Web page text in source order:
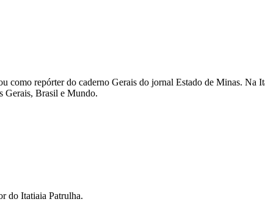
como repórter do caderno Gerais do jornal Estado de Minas.
Gerais, Brasil e Mundo.
do Itatiaia Patrulha.